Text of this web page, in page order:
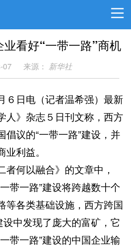
看好“一带一路”商机
07 来源： 新华社
日电（记者温希强）最新
人》杂志５日刊文称，西方
倡议的“一带一路”建设，并
利益。
何以融合》的文章中，
带一路”建设将跨越数十个
等各类基础设施，西方跨国
设中发现了庞大的富矿，它
带一路”建设的中国企业输